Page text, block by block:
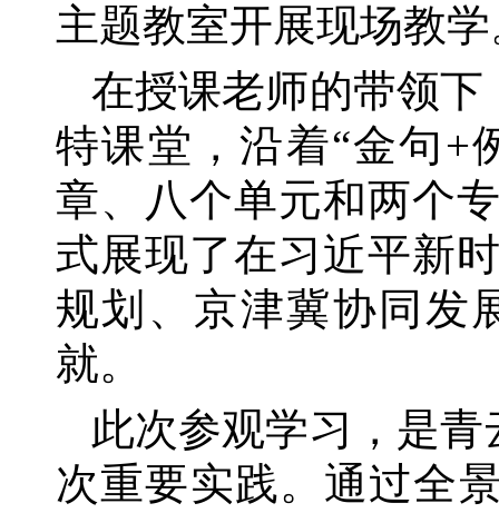
主题教室开展现场教
在授课老师的带领
特课堂，沿着“金句+
章、八个单元和两个
式展现了在习近平新
规划、京津冀协同发
就。
此次参观学习，是
次重要实践。通过全